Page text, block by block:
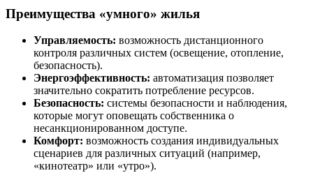
Преимущества «умного» жилья
Управляемость: возможность дистанционного
контроля различных систем (освещение, отопление,
безопасность).
Энергоэффективность: автоматизация позволяет
значительно сократить потребление ресурсов.
Безопасность: системы безопасности и наблюдения,
которые могут оповещать собственника о
несанкционированном доступе.
Комфорт: возможность создания индивидуальных
сценариев для различных ситуаций (например,
«кинотеатр» или «утро»).